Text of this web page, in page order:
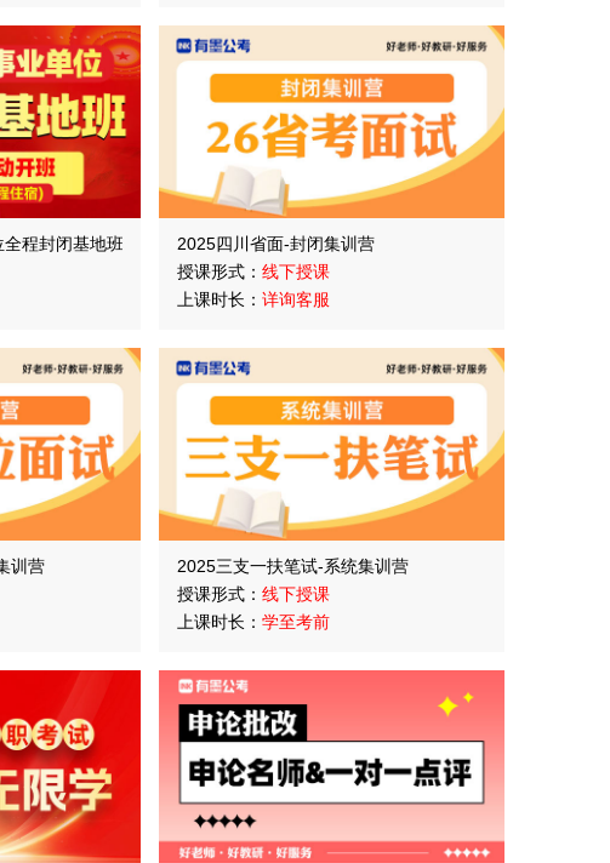
程封闭基地班
2025四川省面-封闭集训营
授课形式： 线下授课
上课时长： 详询客服
训营
2025三支一扶笔试-系统集训营
授课形式： 线下授课
上课时长： 学至考前